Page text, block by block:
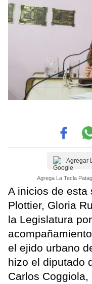
Agregar
Agrega La Tecla
A inicios de esta
Plottier, Gloria
la Legislatura
el ejido urbano
hizo el diputado
Carlos